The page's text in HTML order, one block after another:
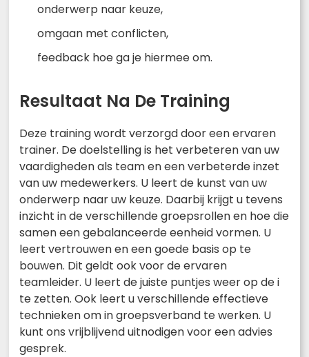
onderwerp naar keuze,
omgaan met conflicten,
feedback hoe ga je hiermee om.
Resultaat Na De Training
Deze training wordt verzorgd door een ervaren
trainer. De doelstelling is het verbeteren van uw
vaardigheden als team en een verbeterde inzet
van uw medewerkers. U leert de kunst van uw
onderwerp naar uw keuze. Daarbij krijgt u tevens
inzicht in de verschillende groepsrollen en hoe die
samen een gebalanceerde eenheid vormen. U
leert vertrouwen en een goede basis op te
bouwen. Dit geldt ook voor de ervaren
teamleider. U leert de juiste puntjes weer op de i
te zetten. Ook leert u verschillende effectieve
technieken om in groepsverband te werken. U
kunt ons vrijblijvend uitnodigen voor een advies
gesprek.